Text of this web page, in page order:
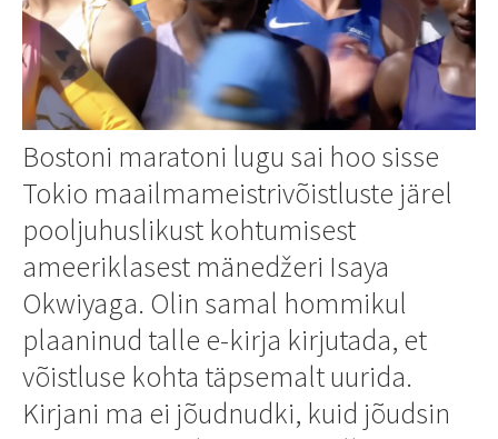
Bostoni maratoni lugu sai hoo sisse
Tokio maailmameistrivõistluste järel
pooljuhuslikust kohtumisest
ameeriklasest mänedžeri Isaya
Okwiyaga. Olin samal hommikul
plaaninud talle e-kirja kirjutada, et
võistluse kohta täpsemalt uurida.
Kirjani ma ei jõudnudki, kuid jõudsin